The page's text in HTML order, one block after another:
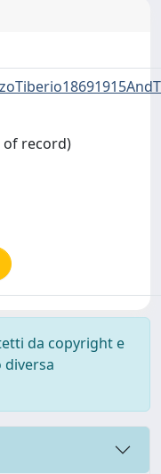
of record)
da copyright e